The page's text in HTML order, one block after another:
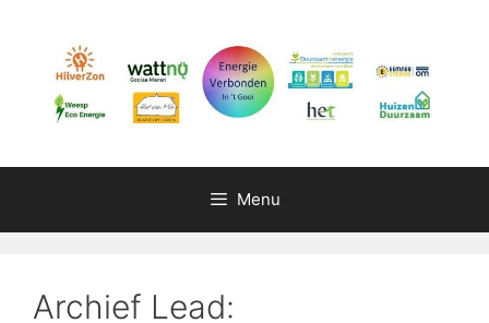
inhoud
Menu
Archief Lead: